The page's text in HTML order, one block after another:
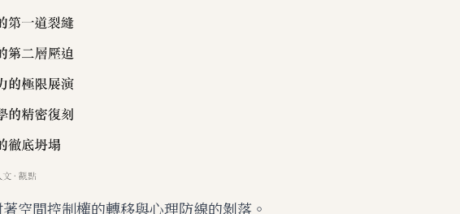
空間控制權的轉移與心理防線的剝落。